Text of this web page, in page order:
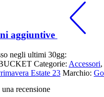
aggiuntive
negli ultimi 30gg:
Categorie: Accessori,
Estate 23 Marchio:
recensione